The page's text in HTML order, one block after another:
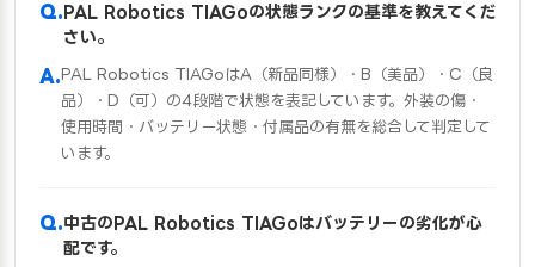
PAL Robotics TIAGoの状態ランクの基準を教えてくだ
さい。
PAL Robotics TIAGoはA（新品同様）・B（美品）・C（良
品）・D（可）の4段階で状態を表記しています。外装の傷・
使用時間・バッテリー状態・付属品の有無を総合して判定して
います。
中古のPAL Robotics TIAGoはバッテリーの劣化が心
配です。